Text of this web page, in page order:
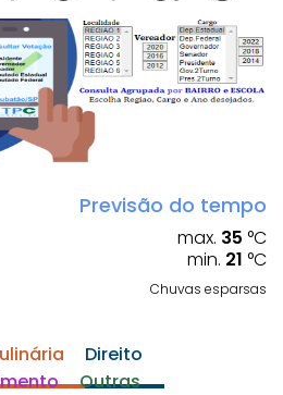
Previsão do tempo
max. 35 °C
min. 21 °C
Chuvas esparsas
Direito
Outras